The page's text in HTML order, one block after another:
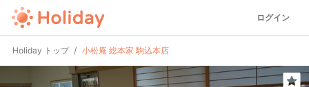
ログイン
Holiday トップ 小松庵 総本家 駒込本店